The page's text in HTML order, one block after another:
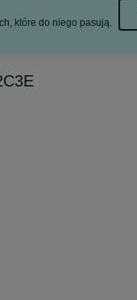
które do niego pasują.